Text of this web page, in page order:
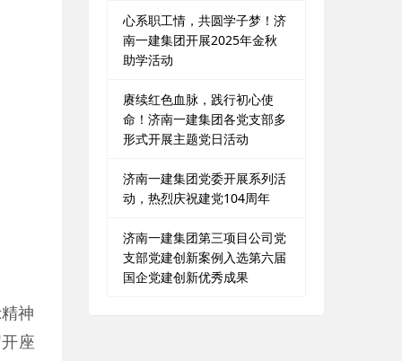
神
座
心系职工情，共圆学子梦！济
南一建集团开展2025年金秋
助学活动
赓续红色血脉，践行初心使
命！济南一建集团各党支部多
形式开展主题党日活动
济南一建集团党委开展系列活
动，热烈庆祝建党104周年
济南一建集团第三项目公司党
支部党建创新案例入选第六届
国企党建创新优秀成果